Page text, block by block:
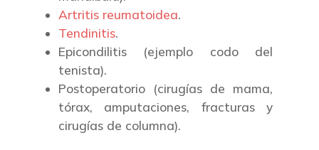
Artritis reumatoidea.
Tendinitis.
Epicondilitis (ejemplo codo del
tenista).
Postoperatorio (cirugías de mama,
tórax, amputaciones, fracturas y
cirugías de columna).